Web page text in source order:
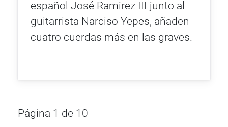
español José Ramirez III junto al
guitarrista Narciso Yepes, añaden
cuatro cuerdas más en las graves.
Página 1 de 10